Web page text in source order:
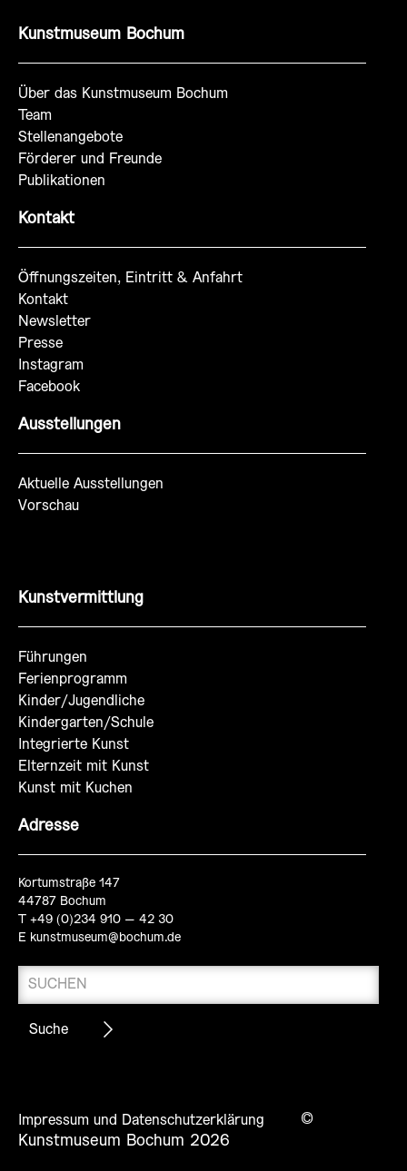
Kunstmuseum Bochum
Über das Kunstmuseum Bochum
Team
Stellenangebote
Förderer und Freunde
Publikationen
Kontakt
Öffnungszeiten, Eintritt & Anfahrt
Kontakt
Newsletter
Presse
Instagram
Facebook
Ausstellungen
Aktuelle Ausstellungen
Vorschau
Kunstvermittlung
Führungen
Ferienprogramm
Kinder/Jugendliche
Kindergarten/Schule
Integrierte Kunst
Elternzeit mit Kunst
Kunst mit Kuchen
Adresse
Kortumstraße 147
44787 Bochum
T +49 (0)234 910 – 42 30
E kunstmuseum@bochum.de
Impressum und Datenschutzerklärung
©
Kunstmuseum Bochum 2026